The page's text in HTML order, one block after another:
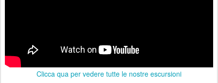
Clicca qua per vedere tutte le nostre escursioni